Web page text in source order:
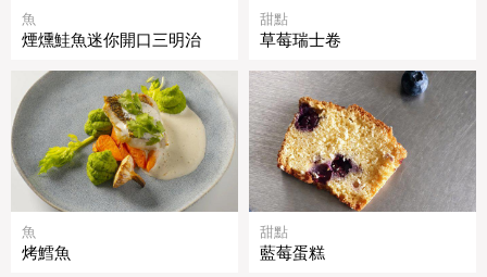
魚
煙燻鮭魚迷你開口三明治
甜點
草莓瑞士卷
魚
烤鱈魚
甜點
藍莓蛋糕